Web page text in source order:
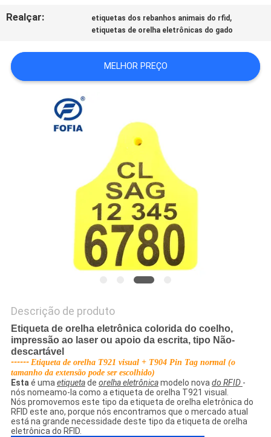
UMAS
MAPA
Realçar: etiquetas dos rebanhos animais do rfid ,
etiquetas de orelha eletrônicas do gado
MELHOR PREÇO
Descrição de produto
Etiqueta de orelha eletrônica colorida do coelho,
impressão ao laser ou apoio da escrita, tipo Não-
descartável
------ Etiqueta de orelha T921 visual + T904 Pin Tag normal (o
tamanho da extensão pode ser escolhido)
Estaé umaetiquetade orelha eletrônicamodelo novado RFID -
nós nomeamo-la como a etiqueta de orelha T921 visual.
Nós promovemos este tipo da etiqueta de orelha eletrônica do
RFID este ano, porque nós encontramos que o mercado atual
está na grande necessidade deste tipo da etiqueta de orelha
eletrônica do RFID.